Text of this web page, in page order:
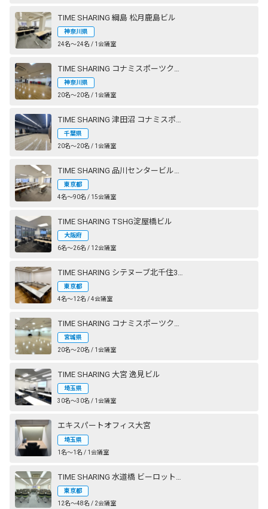
TIME SHARING 綱島 松月鹿島ビル
神奈川県
24名〜24名 / 1会議室
神奈川県
20名〜20名 / 1会議室
千葉県
20名〜20名 / 1会議室
TIME SHARING 品川センタービルディング
東京都
4名〜90名 / 15会議室
TIME SHARING TSHG淀屋橋ビル
大阪府
6名〜26名 / 12会議室
TIME SHARING シテヌーブ北千住30A棟
東京都
4名〜12名 / 4会議室
TIME SHARING コナミスポーツクラブ 仙台長町
宮城県
20名〜20名 / 1会議室
TIME SHARING 大宮 逸見ビル
埼玉県
30名〜30名 / 1会議室
エキスパートオフィス大宮
埼玉県
1名〜1名 / 1会議室
東京都
12名〜48名 / 2会議室